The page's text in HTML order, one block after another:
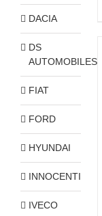
DACIA
DS
AUTOMOBILES
FIAT
FORD
HYUNDAI
INNOCENTI
IVECO